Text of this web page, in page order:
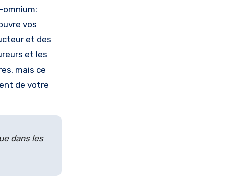
omnium:
vos
et des
et les
mais ce
de votre
dans les